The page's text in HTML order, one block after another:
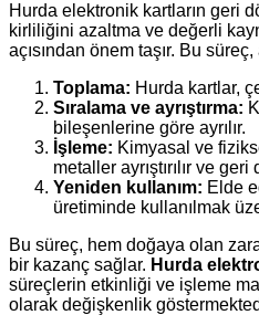
Hurda elektronik kartların geri
kirliliğini azaltma ve değerli
açısından önem taşır. Bu
Toplama: Hurda kartlar,
Sıralama ve ayrıştırma:
bileşenlerine göre ayrılır.
İşleme: Kimyasal ve
metaller ayrıştırılır ve
Yeniden kullanım: Elde
üretiminde kullanılmak
Bu süreç, hem doğaya olan
bir kazanç sağlar. Hurda
süreçlerin etkinliği ve işleme
olarak değişkenlik